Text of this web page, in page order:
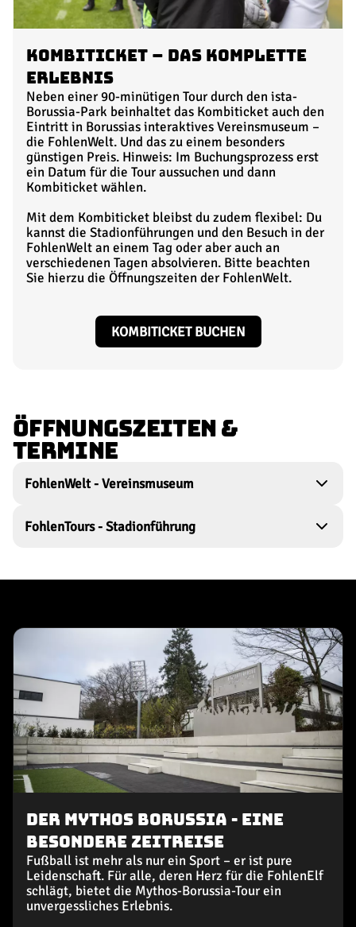
Kombiticket – das komplette
Erlebnis
Neben einer 90-minütigen Tour durch den ista-
Borussia-Park beinhaltet das Kombiticket auch den
Eintritt in Borussias interaktives Vereinsmuseum –
die FohlenWelt. Und das zu einem besonders
günstigen Preis. Hinweis: Im Buchungsprozess erst
ein Datum für die Tour aussuchen und dann
Kombiticket wählen.
Mit dem Kombiticket bleibst du zudem flexibel: Du
kannst die Stadionführungen und den Besuch in der
FohlenWelt an einem Tag oder aber auch an
verschiedenen Tagen absolvieren. Bitte beachten
Sie hierzu die Öffnungszeiten der FohlenWelt.
KOMBITICKET BUCHEN
ÖFFNUNGSZEITEN &
TERMINE
FohlenWelt - Vereinsmuseum
FohlenTours - Stadionführung
Der Mythos Borussia - Eine
besondere Zeitreise
Fußball ist mehr als nur ein Sport – er ist pure
Leidenschaft. Für alle, deren Herz für die FohlenElf
schlägt, bietet die Mythos-Borussia-Tour ein
unvergessliches Erlebnis.